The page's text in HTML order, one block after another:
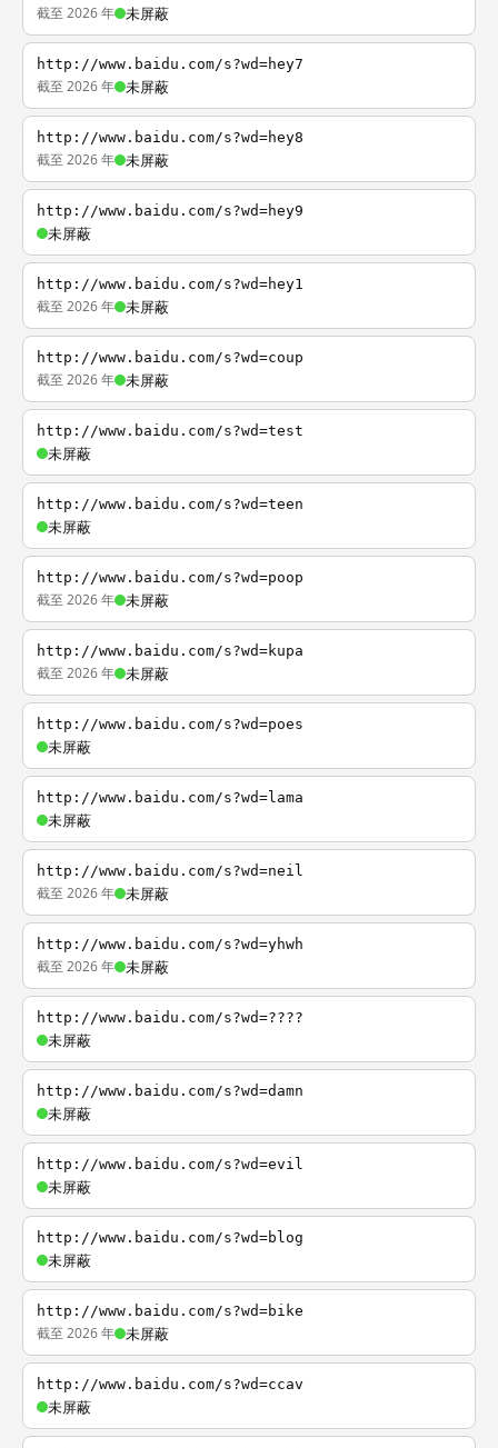
截至 2026 年 未屏蔽
http://www.baidu.com/s?wd=hey7
截至 2026 年 未屏蔽
http://www.baidu.com/s?wd=hey8
截至 2026 年 未屏蔽
http://www.baidu.com/s?wd=hey9
未屏蔽
http://www.baidu.com/s?wd=hey1
截至 2026 年 未屏蔽
http://www.baidu.com/s?wd=coup
截至 2026 年 未屏蔽
http://www.baidu.com/s?wd=test
未屏蔽
http://www.baidu.com/s?wd=teen
未屏蔽
http://www.baidu.com/s?wd=poop
截至 2026 年 未屏蔽
http://www.baidu.com/s?wd=kupa
截至 2026 年 未屏蔽
http://www.baidu.com/s?wd=poes
未屏蔽
http://www.baidu.com/s?wd=lama
未屏蔽
http://www.baidu.com/s?wd=neil
截至 2026 年 未屏蔽
http://www.baidu.com/s?wd=yhwh
截至 2026 年 未屏蔽
http://www.baidu.com/s?wd=????
未屏蔽
http://www.baidu.com/s?wd=damn
未屏蔽
http://www.baidu.com/s?wd=evil
未屏蔽
http://www.baidu.com/s?wd=blog
未屏蔽
http://www.baidu.com/s?wd=bike
截至 2026 年 未屏蔽
http://www.baidu.com/s?wd=ccav
未屏蔽